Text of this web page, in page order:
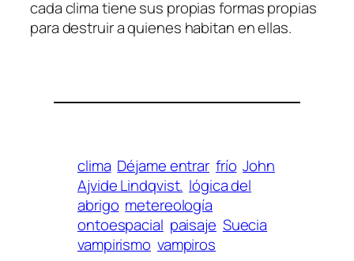
ca­da cli­ma tie­ne sus pro­pias for­mas pro­pias
pa­ra des­truir a quie­nes ha­bi­tan en ellas.
clima Déjame entrar frío John
Ajvide Lindqvist. lógica del
abrigo metereología
ontoespacial paisaje Suecia
vampirismo vampiros